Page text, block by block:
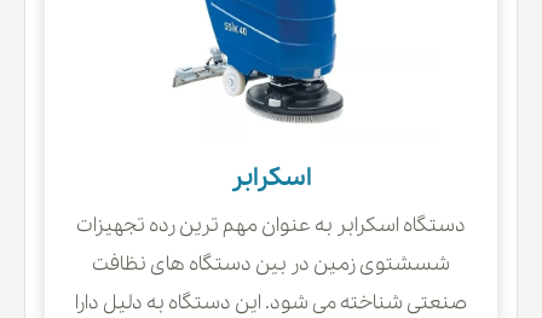
اسکرابر
دستگاه اسکرابر به عنوان مهم ترین رده تجهیزات
شسشتوی زمین در بین دستگاه های نظافت
صنعتی شناخته می شود. این دستگاه به دلیل دارا